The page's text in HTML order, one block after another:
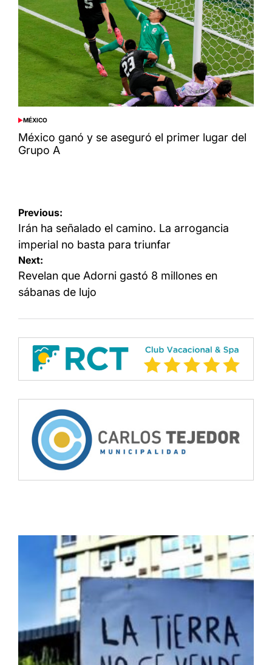
POSTED
IN
MÉXICO
México ganó y se aseguró el primer lugar del
Grupo A
Navegación
de
entradas
Previous:
Irán ha señalado el camino. La arrogancia
imperial no basta para triunfar
Next:
Revelan que Adorni gastó 8 millones en
sábanas de lujo